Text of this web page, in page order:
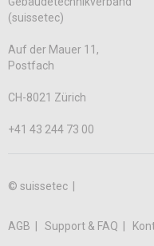
(suissetec)
Auf der Mauer 11,
Postfach
CH-8021 Zürich
+41 43 244 73 00
© suissetec |
AGB Support & FAQ